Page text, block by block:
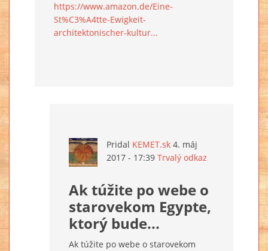
https://www.amazon.de/Eine-
St%C3%A4tte-Ewigkeit-
architektonischer-kultur...
Pridal KEMET.sk 4. máj
2017 - 17:39 Trvalý odkaz
Ak túžite po webe o
starovekom Egypte,
ktorý bude...
Ak túžite po webe o starovekom